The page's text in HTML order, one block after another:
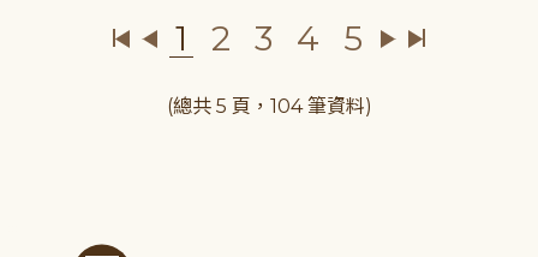
1 2 3 4 5
(總共 5 頁，104 筆資料)